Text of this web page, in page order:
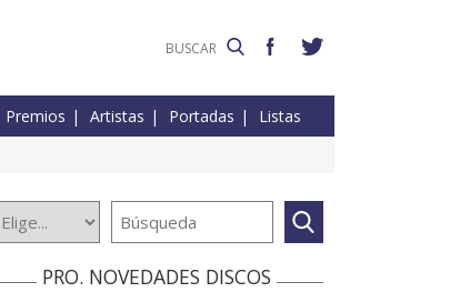
Premios Artistas Portadas Listas
PRO. NOVEDADES DISCOS